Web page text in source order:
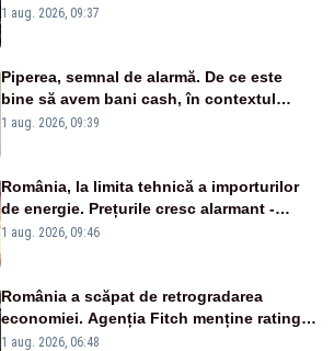
un produs
1 aug. 2026, 09:37
Piperea, semnal de alarmă. De ce este
bine să avem bani cash, în contextul
alertei energetice?
1 aug. 2026, 09:39
România, la limita tehnică a importurilor
de energie. Prețurile cresc alarmant -
Analiză Realitatea Plus
1 aug. 2026, 09:46
România a scăpat de retrogradarea
economiei. Agenția Fitch menține ratingul
„BBB-” cu perspectivă negativă
1 aug. 2026, 06:48